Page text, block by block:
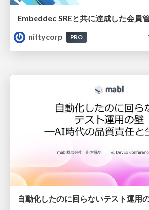
niftycorp
PRO